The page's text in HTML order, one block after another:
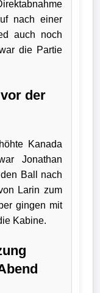
nach einer
auch noch
die Partie
der
Kanada
Jonathan
Ball nach
Larin zum
gingen mit
Kabine.